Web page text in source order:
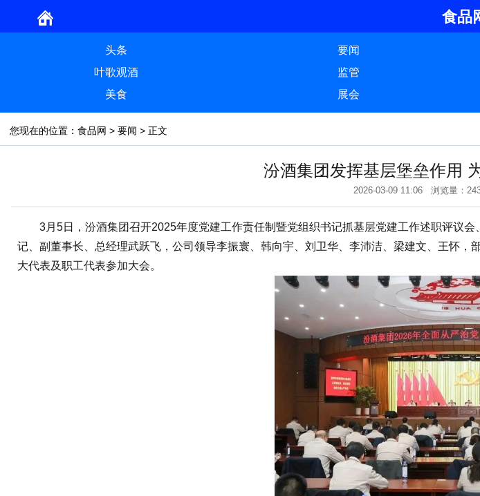
食品
头条 要闻
叶歌观酒
监管
美食
展会
您现在的位置： 食品网 > 要闻 > 正文
汾酒集团发挥基层堡垒作用
2026-03-09 11:06 浏览量：
3月5日，汾酒集团召开2025年度党建工作责任制暨党组织书记抓基层党建工作述职评议会
记、副董事长、总经理武跃飞，公司领导李振寰、韩向宇、刘卫华、李沛洁、梁建文、王怀
大代表及职工代表参加大会。